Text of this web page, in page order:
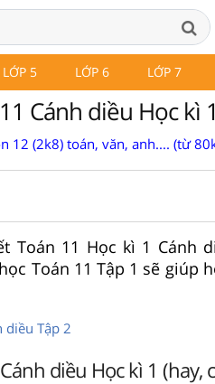
LỚP 5 LỚP 6 LỚP 7
Cánh diều Học kì
12 (2k8) toán, văn, anh.... (từ
Toán 11 Học kì 1 Cánh
Toán 11 Tập 1 sẽ giúp
diều Tập 2
diều Học kì 1 (hay,